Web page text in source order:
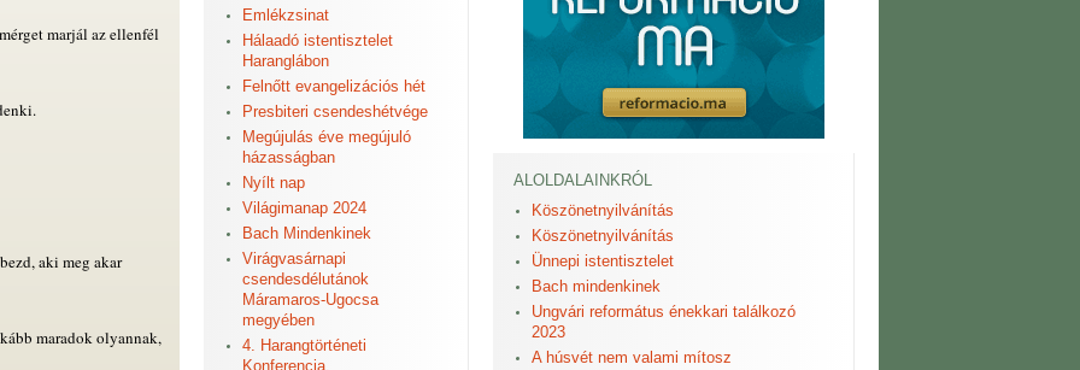
marjál az ellenfél
aki meg akar
maradok olyannak,
Emlékzsinat
Hálaadó istentisztelet
Haranglábon
Felnőtt evangelizációs hét
Presbiteri csendeshétvége
Megújulás éve megújuló
házasságban
Nyílt nap
Világimanap 2024
Bach Mindenkinek
Virágvasárnapi
csendesdélutánok
Máramaros-Ugocsa
megyében
4. Harangtörténeti
Konferencia,
ALOLDALAINKRÓL
Köszönetnyilvánítás
Köszönetnyilvánítás
Ünnepi istentisztelet
Bach mindenkinek
Ungvári református énekkari találkozó
2023
A húsvét nem valami mítosz